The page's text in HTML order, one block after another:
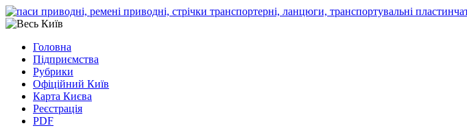
Головна
Підприємства
Рубрики
Офіційний Київ
Карта Києва
Реєстрація
PDF